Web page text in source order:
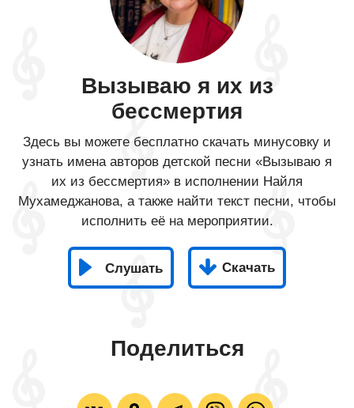
Вызываю я их из
бессмертия
Здесь вы можете бесплатно скачать минусовку и
узнать имена авторов детской песни «Вызываю я
их из бессмертия» в исполнении Найля
Мухамеджанова, а также найти текст песни, чтобы
исполнить её на мероприятии.
Слушать Скачать
Поделиться